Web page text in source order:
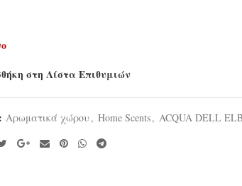
στη Λίστα Επιθυμιών
Αρωματικά χώρου, Home Scents, ACQUA DELL